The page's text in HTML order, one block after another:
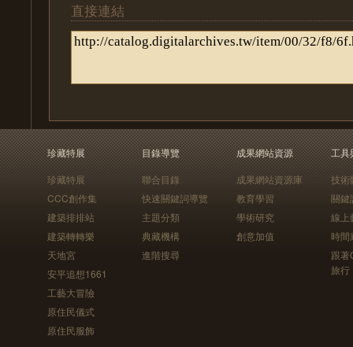
直接連結
珍藏特展
珍藏特展
CCC創作集
建築排排站
建築轉轉樂
天地宮
安平追想1661
工藝大冒險
原住民儀式
原住民服飾
目錄導覽
聯合目錄
快速關鍵詞導覽
主題分類
典藏機構
進階搜尋
成果網站資源
成果網站資源庫
教育學習
學術研究
創意加值
工具
技術
關鍵
線上
時間
跟
旅行